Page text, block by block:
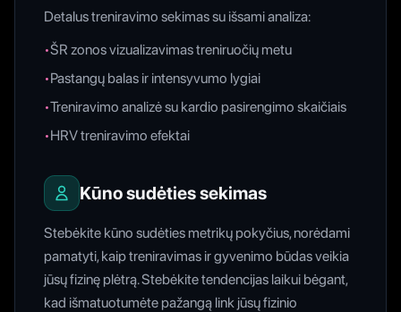
Detalus treniravimo sekimas su išsami analiza:
•ŠR zonos vizualizavimas treniruočių metu
•Pastangų balas ir intensyvumo lygiai
•Treniravimo analizė su kardio pasirengimo skaičiais
•HRV treniravimo efektai
Kūno sudėties sekimas
Stebėkite kūno sudėties metrikų pokyčius, norėdami
pamatyti, kaip treniravimas ir gyvenimo būdas veikia
jūsų fizinę plėtrą. Stebėkite tendencijas laikui bėgant,
kad išmatuotumėte pažangą link jūsų fizinio